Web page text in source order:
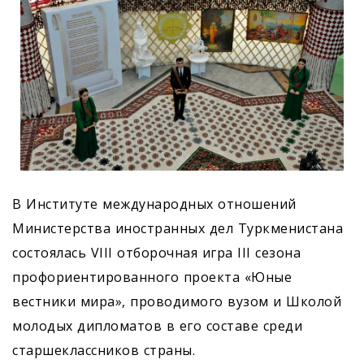
В Институте международных отношений
Министерства иностранных дел Туркменистана
состоялась VIII отборочная игра III сезона
профориентированного проекта «Юные
вестники мира», проводимого вузом и Школой
молодых дипломатов в его составе среди
старшеклассников страны.